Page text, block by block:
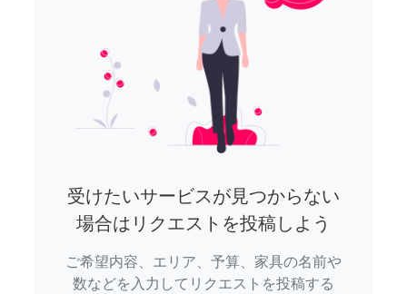
受けたいサービスが見つからない
場合はリクエストを投稿しよう
ご希望内容、エリア、予算、家具の名前や
数などを入力してリクエストを投稿する